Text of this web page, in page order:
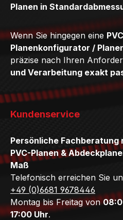
Planen in
Wenn Sie hingegen eine
Planenkonfigurator /
präzise nach Ihren
und Verarbeitung exakt
Kundenservice
Persönliche Fachberatung
PVC-Planen &
Maß
Telefonisch erreichen Sie
+49 (0)6681 9678446
Montag bis Freitag von
17:00 Uhr.